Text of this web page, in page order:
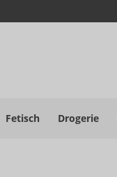
Fetisch Drogerie